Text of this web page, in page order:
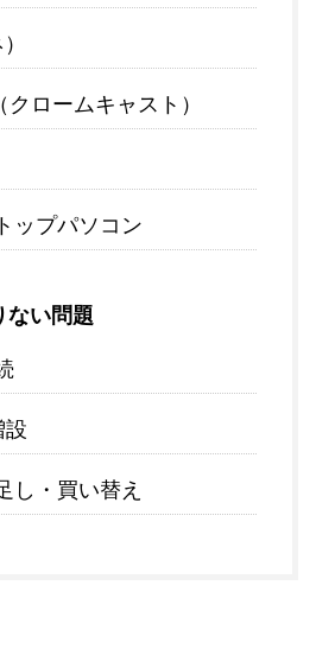
ロームキャスト）
ップパソコン
ない問題
設
し・買い替え